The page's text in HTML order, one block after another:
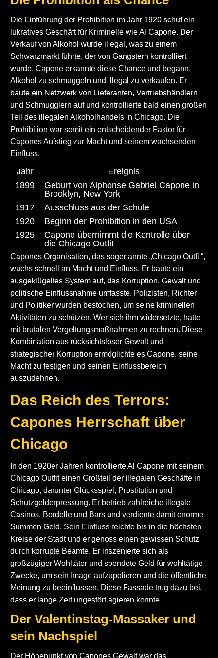
Die Einführung der Prohibition im Jahr 1920 schuf ein
lukratives Geschäft für Kriminelle wie Al Capone. Der
Verkauf von Alkohol wurde illegal, was zu einem
Schwarzmarkt führte, der von Gangstern kontrolliert
wurde. Capone erkannte diese Chance und begann,
Alkohol zu schmuggeln und illegal zu verkaufen. Er
baute ein Netzwerk von Lieferanten, Vertriebshändlern
und Schmugglern auf und kontrollierte bald einen großen
Teil des illegalen Alkoholhandels in Chicago. Die
Prohibition war somit ein entscheidender Faktor für
Capones Aufstieg zur Macht und seinem wachsenden
Einfluss.
Jahr
Ereignis
1899
Geburt von Alphonse Gabriel Capone in
Brooklyn, New York
1917
Ausschluss aus der Schule
1920
Beginn der Prohibition in den USA
1925
Capone übernimmt die Kontrolle über
die Chicago Outfit
Capones Organisation, das sogenannte „Chicago Outfit“,
wuchs schnell an Macht und Einfluss. Er baute ein
ausgeklügeltes System auf, das Korruption, Gewalt und
politische Einflussnahme umfasste. Polizisten, Richter
und Politiker wurden bestochen, um seine kriminellen
Aktivitäten zu schützen. Wer sich ihm widersetzte, hatte
mit brutalen Vergeltungsmaßnahmen zu rechnen. Diese
Kombination aus rücksichtsloser Gewalt und
strategischer Korruption ermöglichte es Capone, seine
Macht zu festigen und seinen Einflussbereich
auszudehnen.
Das Reich des Terrors:
Capones Herrschaft über
Chicago
In den 1920er Jahren kontrollierte Al Capone mit seinem
Chicago Outfit einen Großteil der illegalen Geschäfte in
Chicago, darunter Glücksspiel, Prostitution und
Schutzgelderpressung. Er betrieb zahlreiche illegale
Casinos, Bordelle und Bars und verdiente damit enorme
Summen Geld. Sein Einfluss reichte bis in die höchsten
Kreise der Stadt und er genoss einen gewissen Schutz
durch korrupte Beamte. Er inszenierte sich als
großzügiger Wohltäter und spendete Geld für wohltätige
Zwecke, um sein Image aufzupolieren und die öffentliche
Meinung zu beeinflussen. Diese Fassade trug dazu bei,
dass er lange Zeit ungestört agieren konnte.
Der Valentinstag-Massaker und
sein Nachspiel
Der Höhepunkt von Capones Gewalt war das